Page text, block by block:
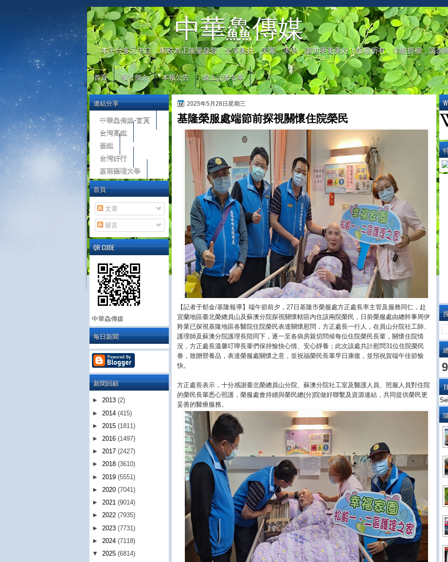
中華鱻傳媒
本平台多元中立，期盼為正能量發聲，分享美好、美麗、美學，讓世界更美好！版權所有，非經授權，請勿
首頁 報社簡介 本報公告 線上記者名單
2025年5月28日星期三
基隆榮服處端節前探視關懷住院榮民
【記者于郁金/基隆報導】端午節前夕，27日基隆市榮服處方正處長率主管及服務同仁，赴
宜蘭地區臺北榮總員山及蘇澳分院探視關懷轄區內住該兩院榮民，日前榮服處由總幹事周伊
羚業已探視基隆地區各醫院住院榮民表達關懷慰問，方正處長一行人，在員山分院社工師、
護理師及蘇澳分院護理長陪同下，逐一至各病房親切問候每位住院榮民長輩，關懷住院情
況，方正處長溫馨叮嚀長輩們保持愉快心情、安心靜養；此次該處共計慰問31位住院榮民
眷，致贈營養品，表達榮服處關懷之意，並祝福榮民長輩早日康復，並預祝賀端午佳節愉
快。
方正處長表示，十分感謝臺北榮總員山分院、蘇澳分院社工室及醫護人員、照服人員對住院
的榮民長輩悉心照護，榮服處會持續與榮民總(分)院做好聯繫及資源連結，共同提供榮民更
妥善的醫療服務。
連結分享
中華鱻傳媒-首頁
台灣高鐵
臺鐵
台灣好行
嘉南藥理大學
首頁
文章
留言
QR CODE
中華鱻傳媒
每日新聞
新聞回顧
► 2013 (2)
► 2014 (415)
► 2015 (1811)
► 2016 (1497)
► 2017 (2427)
► 2018 (3610)
► 2019 (5551)
► 2020 (7041)
► 2021 (9014)
► 2022 (7935)
► 2023 (7731)
► 2024 (7118)
▼ 2025 (6814)